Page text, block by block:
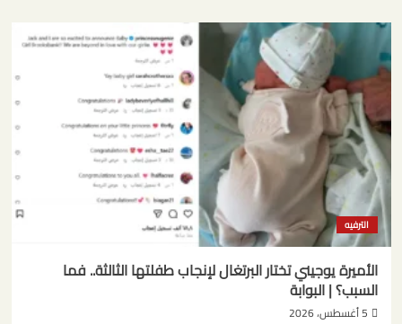
الترفيه
الأميرة يوجيني تختار البرتغال لإنجاب طفلتها الثالثة.. فما
السبب؟ | البوابة
5 أغسطس، 2026